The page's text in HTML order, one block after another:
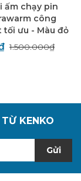
ấm chạy pin
công
tối ưu - Màu đỏ
1.500.000₫
KENKO
Gửi